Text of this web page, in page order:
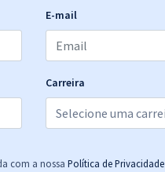
E-mail
Carreira
com a nossa Política de Privacidade